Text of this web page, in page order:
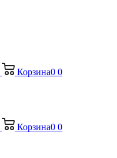
Корзина0 0
Корзина0 0